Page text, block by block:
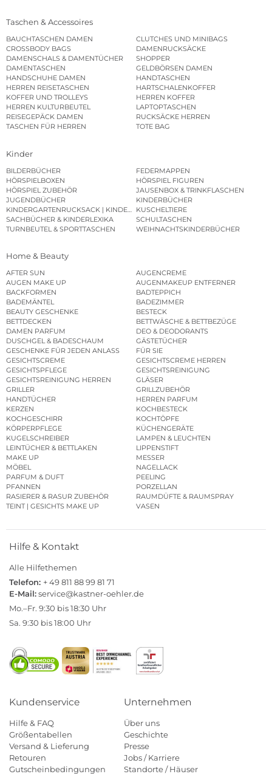
Taschen & Accessoires
BAUCHTASCHEN DAMEN
CLUTCHES UND MINIBAGS
CROSSBODY BAGS
DAMENRUCKSÄCKE
DAMENSCHALS & DAMENTÜCHER
SHOPPER
DAMENTASCHEN
GELDBÖRSEN DAMEN
HANDSCHUHE DAMEN
HANDTASCHEN
HERREN REISETASCHEN
HARTSCHALENKOFFER
KOFFER UND TROLLEYS
HERREN KOFFER
HERREN KULTURBEUTEL
LAPTOPTASCHEN
REISEGEPÄCK DAMEN
RUCKSÄCKE HERREN
TASCHEN FÜR HERREN
TOTE BAG
Kinder
BILDERBÜCHER
FEDERMAPPEN
HÖRSPIELBOXEN
HÖRSPIEL FIGUREN
HÖRSPIEL ZUBEHÖR
JAUSENBOX & TRINKFLASCHEN
JUGENDBÜCHER
KINDERBÜCHER
KINDERGARTENRUCKSACK | KINDERGARTENBEUTEL
KUSCHELTIERE
SACHBÜCHER & KINDERLEXIKA
SCHULTASCHEN
TURNBEUTEL & SPORTTASCHEN
WEIHNACHTSKINDERBÜCHER
Home & Beauty
AFTER SUN
AUGENCREME
AUGEN MAKE UP
AUGENMAKEUP ENTFERNER
BACKFORMEN
BADTEPPICH
BADEMÄNTEL
BADEZIMMER
BEAUTY GESCHENKE
BESTECK
BETTDECKEN
BETTWÄSCHE & BETTBEZÜGE
DAMEN PARFUM
DEO & DEODORANTS
DUSCHGEL & BADESCHAUM
GÄSTETÜCHER
GESCHENKE FÜR JEDEN ANLASS
FÜR SIE
GESICHTSCREME
GESICHTSCREME HERREN
GESICHTSPFLEGE
GESICHTSREINIGUNG
GESICHTSREINIGUNG HERREN
GLÄSER
GRILLER
GRILLZUBEHÖR
HANDTÜCHER
HERREN PARFUM
KERZEN
KOCHBESTECK
KOCHGESCHIRR
KOCHTÖPFE
KÖRPERPFLEGE
KÜCHENGERÄTE
KUGELSCHREIBER
LAMPEN & LEUCHTEN
LEINTÜCHER & BETTLAKEN
LIPPENSTIFT
MAKE UP
MESSER
MÖBEL
NAGELLACK
PARFUM & DUFT
PEELING
PFANNEN
PORZELLAN
RASIERER & RASUR ZUBEHÖR
RAUMDÜFTE & RAUMSPRAY
TEINT | GESICHTS MAKE UP
VASEN
Hilfe & Kontakt
Alle Hilfethemen
Telefon: + 49 811 88 99 81 71
E-Mail:service@kastner-oehler.de
Mo.–Fr. 9:30 bis 18:30 Uhr
Sa. 9:30 bis 18:00 Uhr
Kundenservice
Hilfe & FAQ
Größentabellen
Versand & Lieferung
Retouren
Gutscheinbedingungen
Unternehmen
Über uns
Geschichte
Presse
Jobs / Karriere
Standorte / Häuser